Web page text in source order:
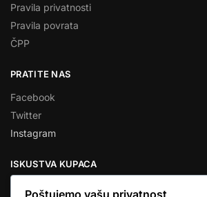
Pravila privatnosti
Pravila povrata
ČPP
PRATITE NAS
Facebook
Twitter
Instagram
ISKUSTVA KUPACA